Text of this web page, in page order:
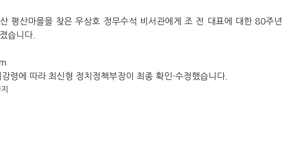
평산마을을 찾은 우상호 정무수석 비서관에게 조 전 대표에 대한 80주년
습니다.
령에 따라 최신형 정치정책부장이 최종 확인·수정했습니다.